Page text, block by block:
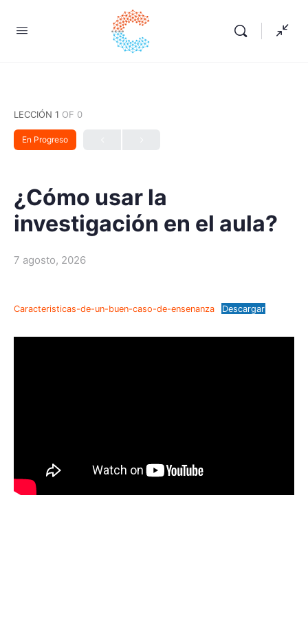
LECCIÓN 1 OF 0
En Progreso
¿Cómo usar la
investigación en el aula?
7 agosto, 2026
Caracteristicas-de-un-buen-caso-de-ensenanza Descargar